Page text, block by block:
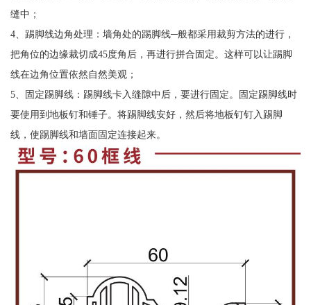
缝中；
4、踢脚线边角处理：墙角处的踢脚线─般都采用裁剪方法的进行，
把角位的边缘裁切成45度角后，再进行拼合固定。这样可以让踢脚
线在边角位置依然自然美观；
5、固定踢脚线：踢脚线卡入缝隙中后，要进行固定。固定踢脚线时
要使用到地板钉和锤子。将踢脚线安好，然后将地板钉钉入踢脚
线，使踢脚线和墙面固定连接起来。